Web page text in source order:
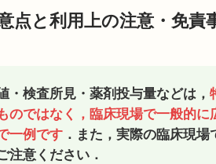
点と利用上の注意・免
検査所見・薬剤投与量などは，
のではなく，臨床現場で一般的
一例です．また，実際の臨床現場
注意ください．